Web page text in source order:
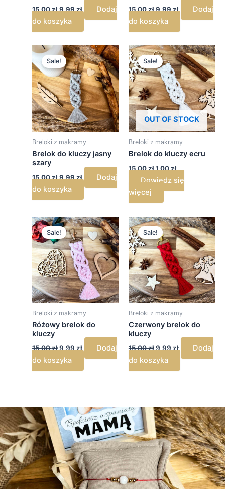
15,00zł9,99zł
Dodaj
do koszyka
15,00zł9,99zł
Dodaj
do koszyka
Sale!
Breloki z makramy
Brelok do kluczy jasny
szary
15,00zł
Pierwotna
cena
wynosiła:
15,00 zł.
9,99zł
Aktualna
cena
wynosi:
9,99 zł.
Dodaj
do koszyka
OUT OF STOCK
Sale!
Breloki z makramy
Brelok do kluczy ecru
15,00zł
Pierwotna
cena
wynosiła:
15,00 zł.
1,00zł
Aktualna
cena
wynosi:
1,00 zł.
Dowiedz się
więcej
Sale!
Breloki z makramy
Różowy brelok do
kluczy
15,00zł
Pierwotna
cena
wynosiła:
15,00 zł.
9,99zł
Aktualna
cena
wynosi:
9,99 zł.
Dodaj
do koszyka
Sale!
Breloki z makramy
Czerwony brelok do
kluczy
15,00zł
Pierwotna
cena
wynosiła:
15,00 zł.
9,99zł
Aktualna
cena
wynosi:
9,99 zł.
Dodaj
do koszyka